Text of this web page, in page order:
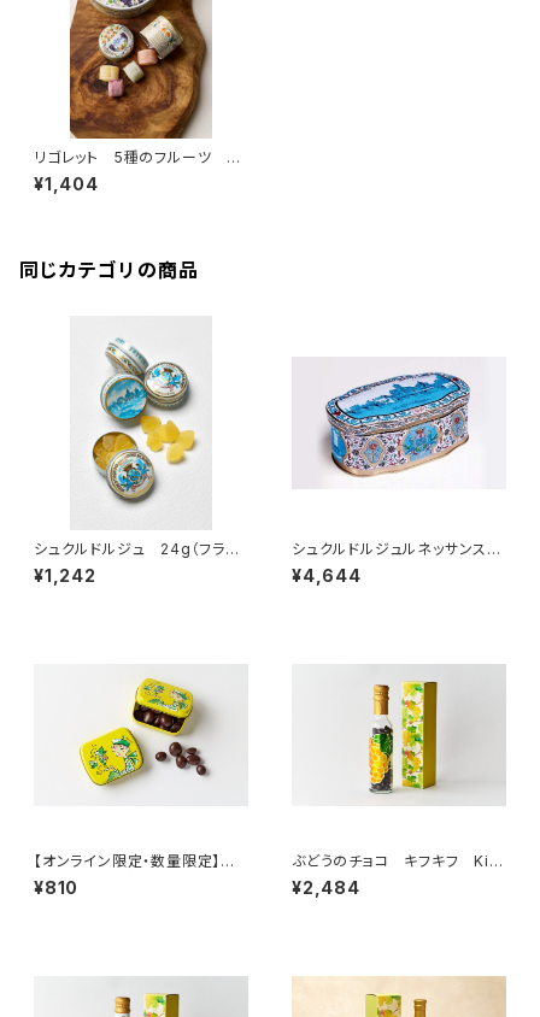
リゴレット 5種のフルーツ 5
個入（フランス・ナント）
¥1,404
同じカテゴリの商品
シュクルドルジュ 24g（フラン
ス・モレ）
¥1,242
シュクルドルジュルネッサンス
160g（フランス・モレ）
¥4,644
【オンライン限定・数量限定】ぶ
どうのチョコ キフキフ ミニ缶
（ジュランソン）
¥810
ぶどうのチョコ キフキフ Kif-
Kif スリムボトル 95g
¥2,484